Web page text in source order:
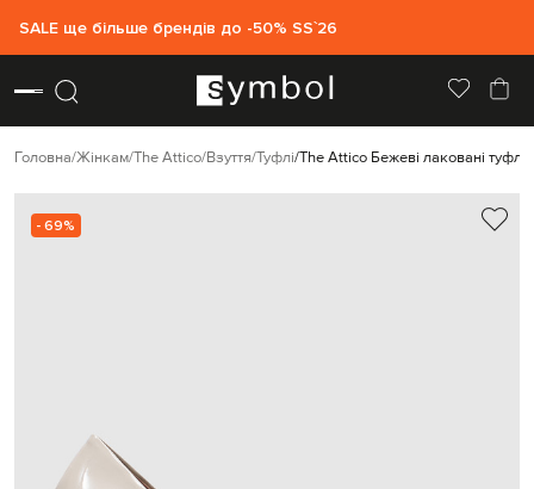
SALE ще більше брендів до -50% SS`26
Головна Жінкам The Attico Взуття Туфлі The Attico Бежеві лаковані туфлі
- 69%